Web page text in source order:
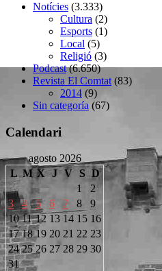
Notícies (3.333)
Cultura (2)
Esports (1)
Local (5)
Religió (3)
Podcast(6.650)
Revista El Comtat (83)
2014 (9)
Sin categoría (67)
Calendari
agosto 2026
L M X J V S D
1
2
3
4 5 6 7 8
9
10 11 12 13 14 15 16
17 18 19 20 21 22 23
24 25 26 27 28 29 30
31